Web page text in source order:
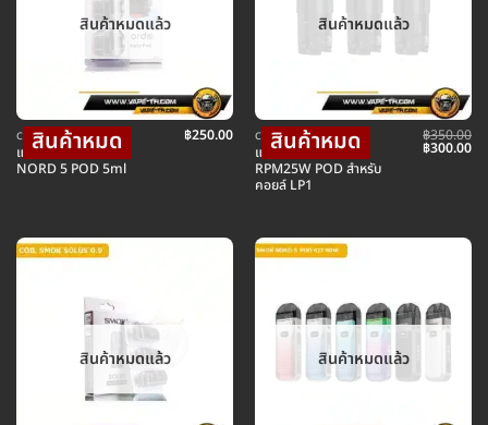
สินค้าหมดแล้ว
COIL คอยล์บุหรี่ไฟฟ้า
แท็งค์สำรอง SMOK
NORD 5 POD 5ml
฿250.00
สินค้าหมดแล้ว
COIL คอยล์บุหรี่ไฟฟ้า
แท็งค์สำรอง SMOK
RPM25W POD สำหรับ
คอยล์ LP1
฿350.00
Original
price
฿300.00
สินค้าหมดแล้ว สินค้าหมดแล้ว